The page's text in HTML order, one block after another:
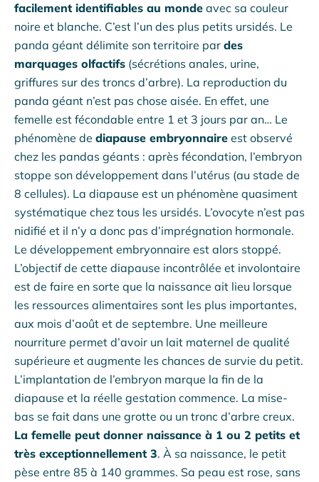
facilement identifiables au monde avec sa couleur
noire et blanche. C’est l’un des plus petits ursidés. Le
panda géant délimite son territoire par des
marquages olfactifs (sécrétions anales, urine,
griffures sur des troncs d’arbre). La reproduction du
panda géant n’est pas chose aisée. En effet, une
femelle est fécondable entre 1 et 3 jours par an… Le
phénomène de diapause embryonnaire est observé
chez les pandas géants : après fécondation, l’embryon
stoppe son développement dans l’utérus (au stade de
8 cellules). La diapause est un phénomène quasiment
systématique chez tous les ursidés. L’ovocyte n’est pas
nidifié et il n’y a donc pas d’imprégnation hormonale.
Le développement embryonnaire est alors stoppé.
L’objectif de cette diapause incontrôlée et involontaire
est de faire en sorte que la naissance ait lieu lorsque
les ressources alimentaires sont les plus importantes,
aux mois d’août et de septembre. Une meilleure
nourriture permet d’avoir un lait maternel de qualité
supérieure et augmente les chances de survie du petit.
L’implantation de l’embryon marque la fin de la
diapause et la réelle gestation commence. La mise-
bas se fait dans une grotte ou un tronc d’arbre creux.
La femelle peut donner naissance à 1 ou 2 petits et
très exceptionnellement 3. À sa naissance, le petit
pèse entre 85 à 140 grammes. Sa peau est rose, sans